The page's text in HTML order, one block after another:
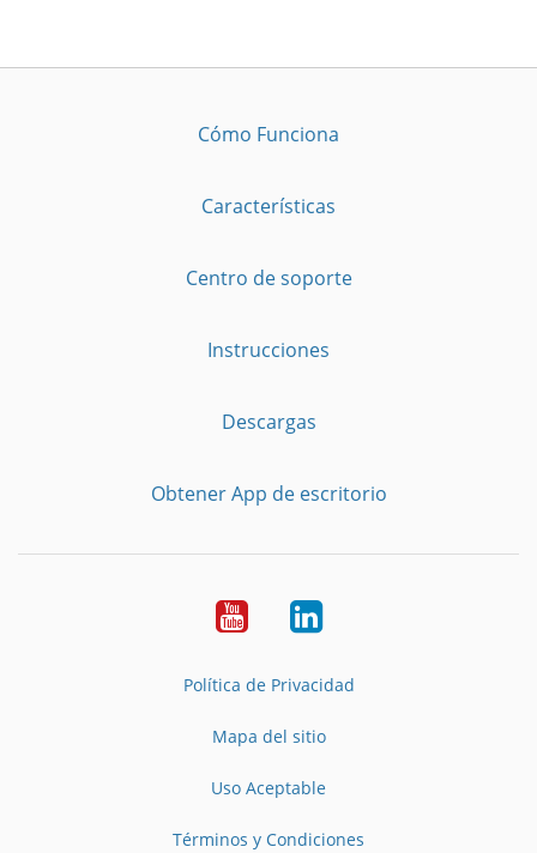
Cómo Funciona
Características
Centro de soporte
Instrucciones
Descargas
Obtener App de escritorio
YouTubeLinkedIn
Política de Privacidad
Mapa del sitio
Uso Aceptable
Términos y Condiciones